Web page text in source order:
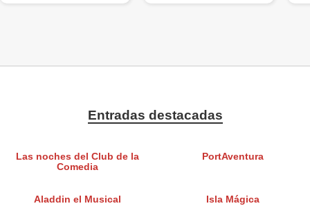
Entradas destacadas
Las noches del Club de la
Comedia
PortAventura
Aladdin el Musical Isla Mágica